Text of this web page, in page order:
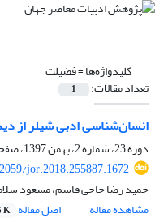
کلیدواژه‌ها =فضیلت
تعداد مقالات: 1
انسان‌شناسی ادبی شیلر از
دوره 23، شماره 2، بهمن 1397، صفحه
jor.2018.255887.1672
حمید رضا حاجی قاسم، مسعود
مشاهده مقاله
اصل مقاله K